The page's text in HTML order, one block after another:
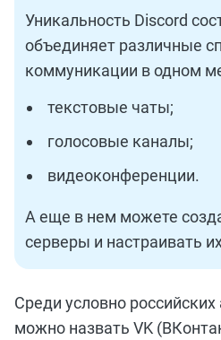
Уникальность Discord
объединяет различные
коммуникации в одном
текстовые чаты;
голосовые каналы;
видеоконференции.
А еще в нем можете
серверы и настраивать
Среди условно российских
можно назвать VK